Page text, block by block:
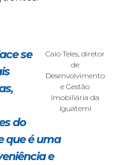
Caio Teles, diretor
de
Desenvolvimento
e Gestão
Imobiliária da
Iguatemi
se
do
que é uma
e